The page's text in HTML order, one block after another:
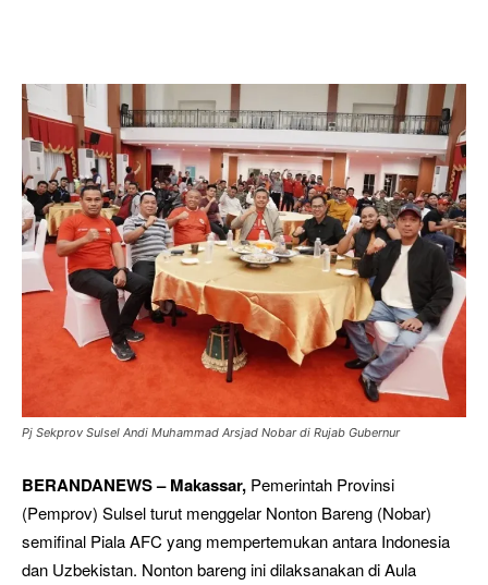
Pj Sekprov Sulsel Andi Muhammad Arsjad Nobar di Rujab Gubernur
BERANDANEWS – Makassar, Pemerintah Provinsi
(Pemprov) Sulsel turut menggelar Nonton Bareng (Nobar)
semifinal Piala AFC yang mempertemukan antara Indonesia
dan Uzbekistan. Nonton bareng ini dilaksanakan di Aula